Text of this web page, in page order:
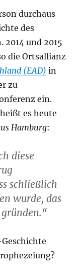
durchaus
des
2014 und 2015
die Ortsallianz
(EAD) in
zu
ein.
es heute
Hamburg:
diese
schließlich
wurde, das